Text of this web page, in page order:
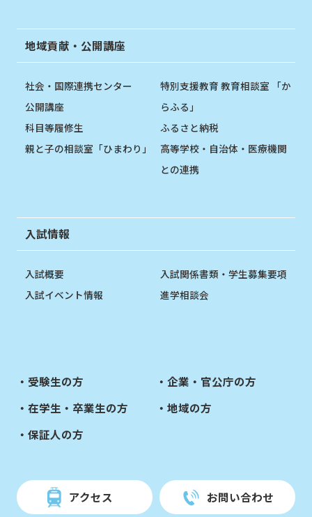
地域貢献・公開講座
社会・国際連携センター
公開講座
科目等履修生
親と子の相談室「ひまわり」
特別支援教育 教育相談室 「か
らふる」
ふるさと納税
高等学校・自治体・医療機関
との連携
入試情報
入試概要
入試イベント情報
入試関係書類・学生募集要項
進学相談会
受験生の方
在学生・卒業生の方
保証人の方
企業・官公庁の方
地域の方
アクセス お問い合わせ